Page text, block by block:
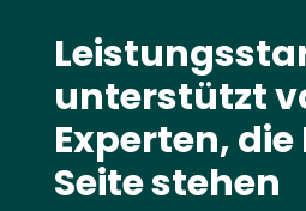
unterstützt
Experten,
Seite stehen